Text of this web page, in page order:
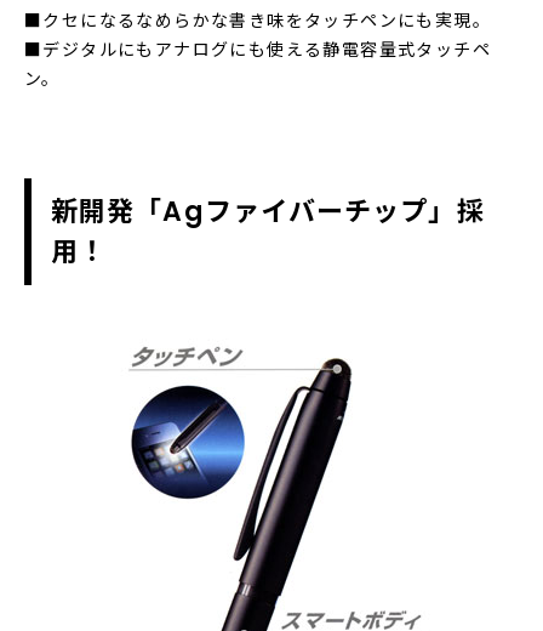
■クセになるなめらかな書き味をタッチペンにも実現。
■デジタルにもアナログにも使える静電容量式タッチペ
ン。
新開発「Agファイバーチップ」採
用！